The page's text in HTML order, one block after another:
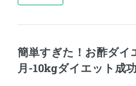
簡単すぎた！お酢ダイ
月-10kgダイエット成功